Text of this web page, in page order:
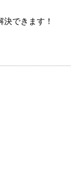
決できます！